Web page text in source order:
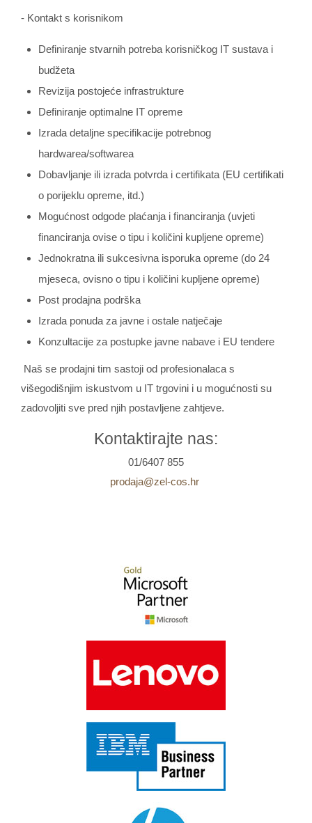
- Kontakt s korisnikom
Definiranje stvarnih potreba korisničkog IT sustava i
budžeta
Revizija postojeće infrastrukture
Definiranje optimalne IT opreme
Izrada detaljne specifikacije potrebnog
hardwarea/softwarea
Dobavljanje ili izrada potvrda i certifikata (EU certifikati
o porijeklu opreme, itd.)
Mogućnost odgode plaćanja i financiranja (uvjeti
financiranja ovise o tipu i količini kupljene opreme)
Jednokratna ili sukcesivna isporuka opreme (do 24
mjeseca, ovisno o tipu i količini kupljene opreme)
Post prodajna podrška
Izrada ponuda za javne i ostale natječaje
Konzultacije za postupke javne nabave i EU tendere
Naš se prodajni tim sastoji od profesionalaca s
višegodišnjim iskustvom u IT trgovini i u mogućnosti su
zadovoljiti sve pred njih postavljene zahtjeve.
Kontaktirajte nas:
01/6407 855
prodaja@zel-cos.hr